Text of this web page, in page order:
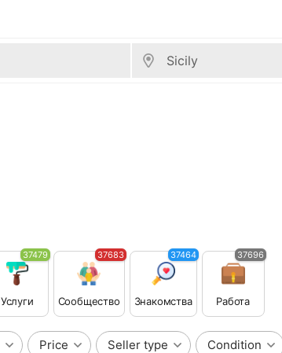
Услуги
37479
Сообщество
37683
Знакомства
37464
Работа
37696
Price Seller type Condition